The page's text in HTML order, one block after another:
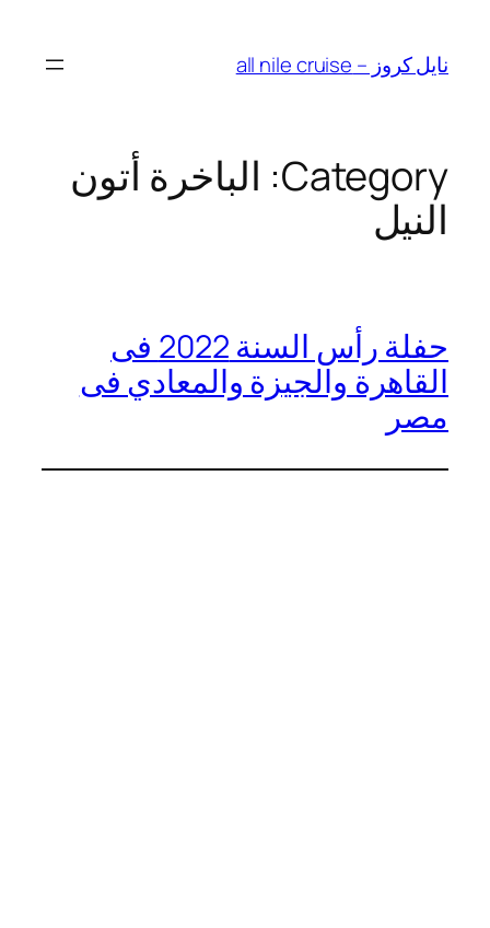
نايل كروز – all nile cruise
Category: الباخرة أتون
النيل
حفلة رأس السنة 2022 فى
القاهرة والجيزة والمعادي فى
مصر